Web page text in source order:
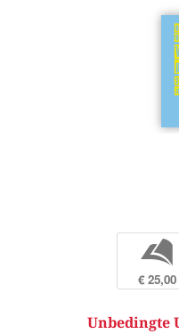
b
€ 25,00
Unbedingte